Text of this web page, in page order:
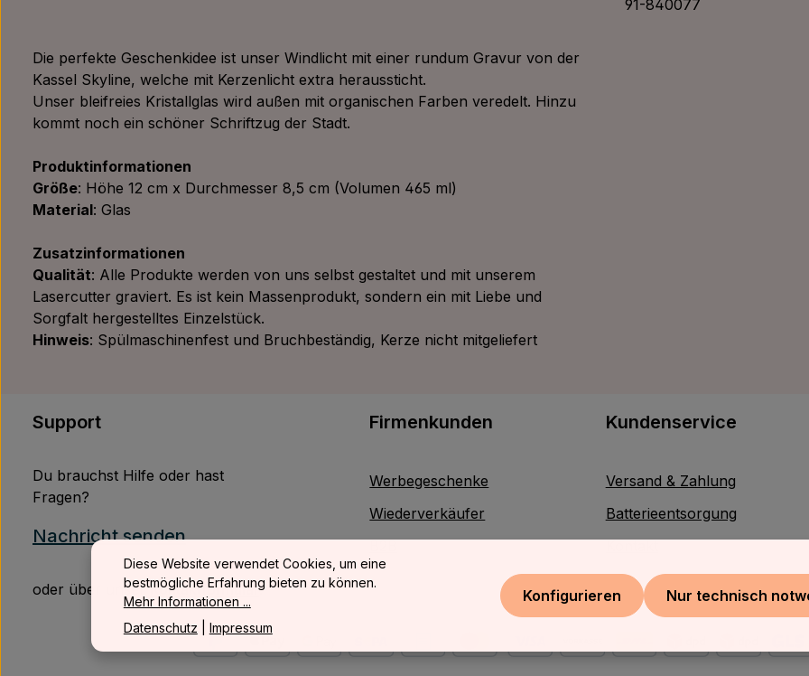
91-840077
Die perfekte Geschenkidee ist unser Windlicht mit einer rundum Gravur von der
Kassel Skyline, welche mit Kerzenlicht extra heraussticht.
Unser bleifreies Kristallglas wird außen mit organischen Farben veredelt. Hinzu
kommt noch ein schöner Schriftzug der Stadt.
Produktinformationen
Größe: Höhe 12 cm x Durchmesser 8,5 cm (Volumen 465 ml)
Material: Glas
Zusatzinformationen
Qualität: Alle Produkte werden von uns selbst gestaltet und mit unserem
Lasercutter graviert. Es ist kein Massenprodukt, sondern ein mit Liebe und
Sorgfalt hergestelltes Einzelstück.
Hinweis: Spülmaschinenfest und Bruchbeständig, Kerze nicht mitgeliefert
Support
Du brauchst Hilfe oder hast
Fragen?
Nachricht senden
oder über unserKontaktformular.
Firmenkunden
Werbegeschenke
Wiederverkäufer
Kundenservice
Versand & Zahlung
Batterieentsorgung
Diese Website verwendet Cookies, um eine
bestmögliche Erfahrung bieten zu können.
Mehr Informationen ...
Datenschutz
Impressum
Nur technisch
Konfigurieren